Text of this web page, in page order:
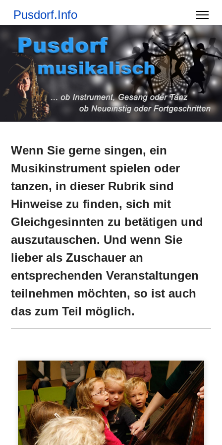
Pusdorf.Info
Wenn Sie gerne singen, ein
Musikinstrument spielen oder
tanzen, in dieser Rubrik sind
Hinweise zu finden, sich mit
Gleichgesinnten zu betätigen und
auszutauschen. Und wenn Sie
lieber als Zuschauer an
entsprechenden Veranstaltungen
teilnehmen möchten, so ist auch
das zum Teil möglich.